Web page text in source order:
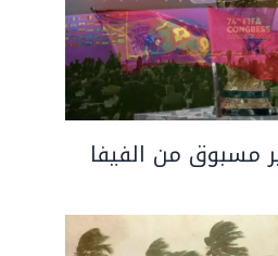
مسبوق من الفيفا